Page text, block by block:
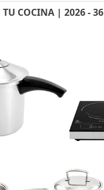
COCINA | 2026 - 36